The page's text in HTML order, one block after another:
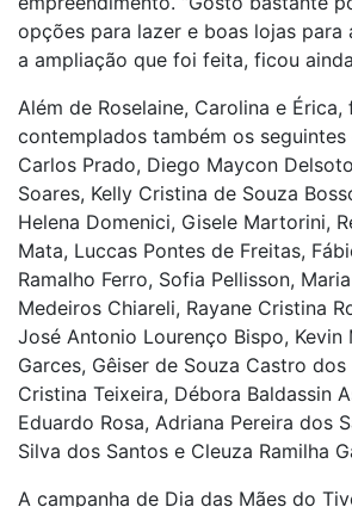
opções para lazer e boas lojas para
a ampliação que foi feita, ficou
Além de Roselaine, Carolina e Érica,
contemplados também os
Carlos Prado, Diego Maycon
Soares, Kelly Cristina de Souza
Helena Domenici, Gisele Martorini,
Mata, Luccas Pontes de Freitas,
Ramalho Ferro, Sofia Pellisson,
Medeiros Chiareli, Rayane Cristina
José Antonio Lourenço Bispo, Kevin
Garces, Gêiser de Souza Castro
Cristina Teixeira, Débora Baldassin
Eduardo Rosa, Adriana Pereira dos
Silva dos Santos e Cleuza Ramilha
A campanha de Dia das Mães do